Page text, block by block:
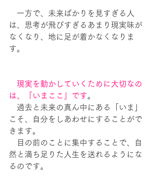
一方で、未来ばかりを見すぎる人
は、思考が飛びすぎるあまり現実味が
なくなり、地に足が着かなくなりま
す。
現実を動かしていくために大切なの
は、「いまここ」です。
過去と未来の真ん中にある「いま」
こそ、自分をしあわせにすることがで
きます。
目の前のことに集中することで、自
然と満ち足りた人生を送れるようにな
るのです。